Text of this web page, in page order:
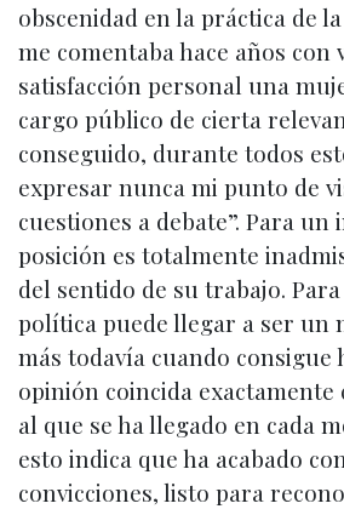
obscenidad en la práctica de
me comentaba hace años con
satisfacción personal una
cargo público de cierta
conseguido, durante todos
expresar nunca mi punto de
cuestiones a debate”. Para
posición es totalmente
del sentido de su trabajo.
política puede llegar a ser un
más todavía cuando consigue
opinión coincida exactamente
al que se ha llegado en cada
esto indica que ha acabado
convicciones, listo para